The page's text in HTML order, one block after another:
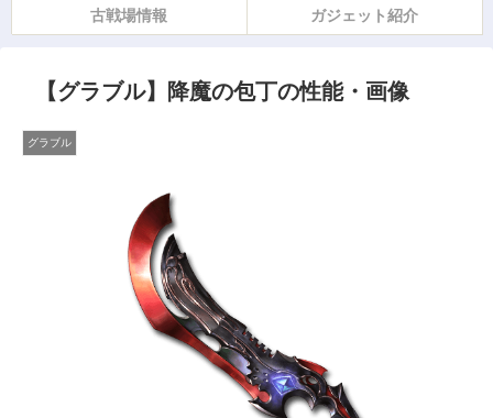
古戦場情報 ガジェット紹介
【グラブル】降魔の包丁の性能・画像
グラブル